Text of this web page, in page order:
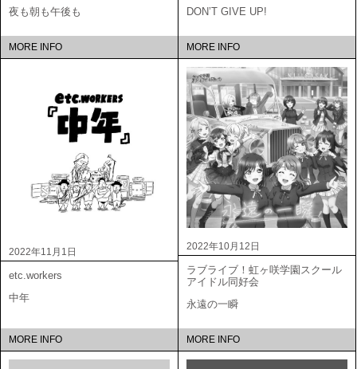
夜も朝も午後も
MORE INFO
DON’T GIVE UP!
MORE INFO
2022年11月1日
etc.workers
中年
MORE INFO
2022年10月12日
ラブライブ！虹ヶ咲学園スクール
アイドル同好会
永遠の一瞬
MORE INFO